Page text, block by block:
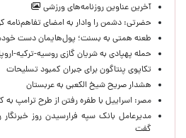
آخرین عناوین روزنامه‌های ورزشی
حضرتی: دشمن را وادار به امضای تفاهم‌نامه
طعنه همتی به بسنت؛ پول‌هایمان دست
حمله پهپادی به شریان گازی روسیه-ترکیه-
تکاپوی پنتاگون برای جبران کمبود تسلیحات
هشدار صریح شیخ الکعبی به عربستان
مصر: اسراییل با طفره رفتن از طرح ترامپ به
مدیرعامل بانک سپه فرارسیدن روز
گفت